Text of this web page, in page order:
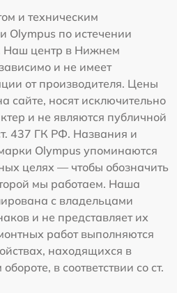
и техническим
Olympus по истечении
Наш центр в Нижнем
и не имеет
от производителя. Цены
сайте, носят исключительно
и не являются публичной
437 ГК РФ. Названия и
Olympus упоминаются
целях — чтобы обозначить
мы работаем. Наша
с владельцами
и не представляет их
работ выполняются
находящихся в
в соответствии со ст.